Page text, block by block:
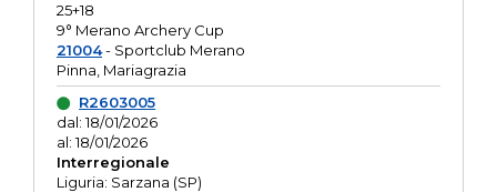
25+18
9° Merano Archery Cup
21004- Sportclub Merano
Pinna, Mariagrazia
R2603005
dal: 18/01/2026
al: 18/01/2026
Interregionale
Liguria: Sarzana (SP)